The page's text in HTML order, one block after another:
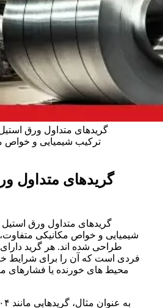
گریدهای متداول ورق
ترکیب شیمیایی و خواص
گریدهای متداول
گریدهای متداول ورق
شیمیایی و خواص مکانیکی
طراحی شده اند. هر گرید
فردی است که آن را برای شرایط
محیط های خورنده یا فشارهای